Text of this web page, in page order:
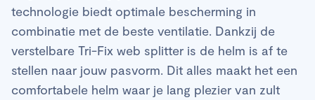
technologie biedt optimale bescherming in
combinatie met de beste ventilatie. Dankzij de
verstelbare Tri-Fix web splitter is de helm is af te
stellen naar jouw pasvorm. Dit alles maakt het een
comfortabele helm waar je lang plezier van zult